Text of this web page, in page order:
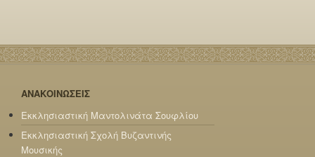
ΑΝΑΚΟΙΝΩΣΕΙΣ
Εκκλησιαστική Μαντολινάτα Σουφλίου
Εκκλησιαστική Σχολή Βυζαντινής
Μουσικής